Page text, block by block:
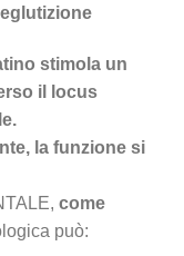
stimola un
il locus
la funzione si
come
può: